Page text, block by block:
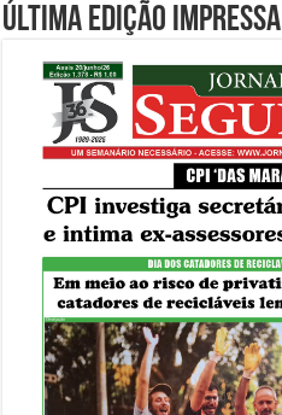
Última edição impressa